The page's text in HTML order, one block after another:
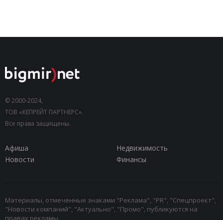
© 2000-2024,
ТОВ «КЕПРЕЙТ ПАРТНЕРС».
Все права защищены.
Афиша
Недвижимость
Новости
Финансы
Материалы, отмеченные знаками "Реклама", "PR", "Спецпроект",
"Новости компаний", "Актуально", "Промо", публикуются на
правах рекламы.